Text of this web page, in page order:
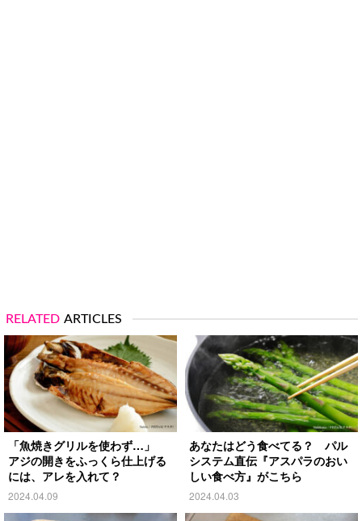
RELATED ARTICLES
「魚焼きグリルを使わず…」
アジの開きをふっくら仕上げる
には、アレを入れて？
2024.04.09
あなたはどう食べてる？ パル
システム直伝『アスパラのおい
しい食べ方』がこちら
2024.04.03